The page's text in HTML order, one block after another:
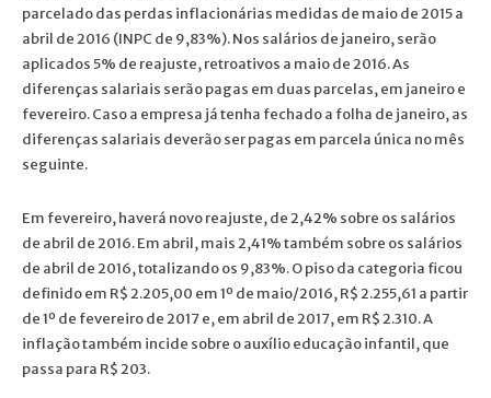
parcelado das perdas inflacionárias medidas de maio de 2015 a
abril de 2016 (INPC de 9,83%). Nos salários de janeiro, serão
aplicados 5% de reajuste, retroativos a maio de 2016. As
diferenças salariais serão pagas em duas parcelas, em janeiro e
fevereiro. Caso a empresa já tenha fechado a folha de janeiro, as
diferenças salariais deverão ser pagas em parcela única no mês
seguinte.
Em fevereiro, haverá novo reajuste, de 2,42% sobre os salários
de abril de 2016. Em abril, mais 2,41% também sobre os salários
de abril de 2016, totalizando os 9,83%. O piso da categoria ficou
definido em R$ 2.205,00 em 1º de maio/2016, R$ 2.255,61 a partir
de 1º de fevereiro de 2017 e, em abril de 2017, em R$ 2.310. A
inflação também incide sobre o auxílio educação infantil, que
passa para R$ 203.